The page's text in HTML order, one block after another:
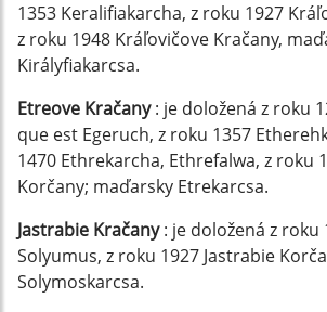
1353 Keralifiakarcha, z roku 1927
z roku 1948 Kráľovičove Kračany,
Királyfiakarcsa.
Etreove Kračany: je doložená z roku
que est Egeruch, z roku 1357
1470 Ethrekarcha, Ethrefalwa, z roku
Korčany; maďarsky Etrekarcsa.
Jastrabie Kračany: je doložená z roku
Solyumus, z roku 1927 Jastrabie
Solymoskarcsa.